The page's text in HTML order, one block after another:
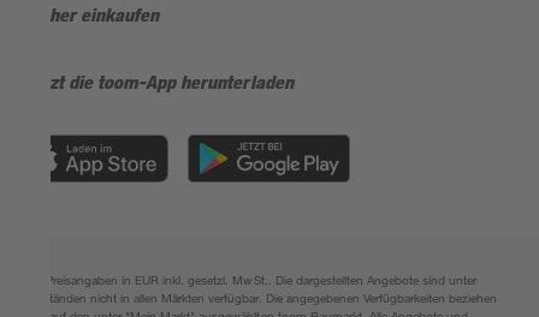
Sicher einkaufen
Jetzt die toom-App herunterladen
Alle Preisangaben in EUR inkl. gesetzl. MwSt.. Die dargestellten Angebote sind unter
Umständen nicht in allen Märkten verfügbar. Die angegebenen Verfügbarkeiten beziehen